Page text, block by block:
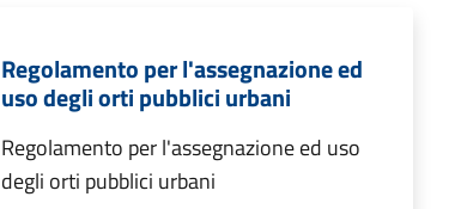
Regolamento per l'assegnazione ed
uso degli orti pubblici urbani
Regolamento per l'assegnazione ed uso
degli orti pubblici urbani